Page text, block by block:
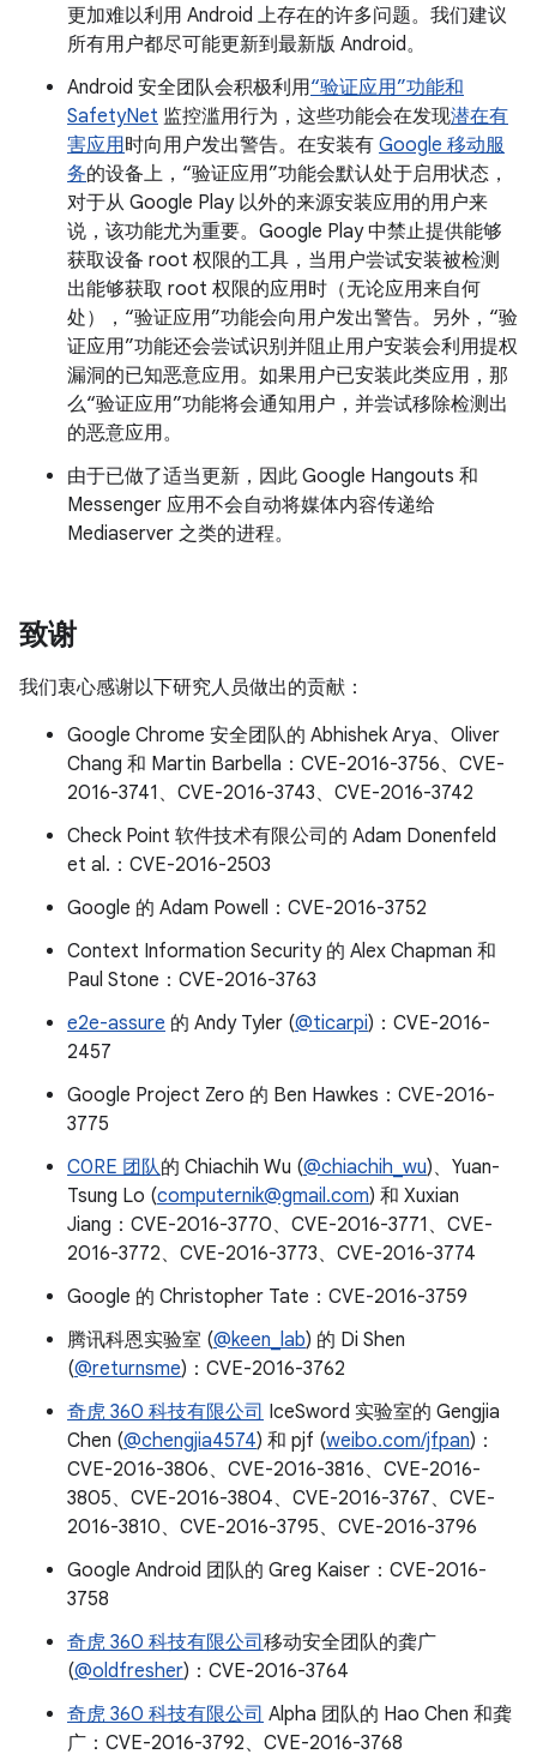
更加难以利用 Android 上存在的许多问题。我们建议
所有用户都尽可能更新到最新版 Android。
Android 安全团队会积极利用“验证应用”功能和
SafetyNet 监控滥用行为，这些功能会在发现潜在有
害应用时向用户发出警告。在安装有 Google 移动服
务的设备上，“验证应用”功能会默认处于启用状态，
对于从 Google Play 以外的来源安装应用的用户来
说，该功能尤为重要。Google Play 中禁止提供能够
获取设备 root 权限的工具，当用户尝试安装被检测
出能够获取 root 权限的应用时（无论应用来自何
处），“验证应用”功能会向用户发出警告。另外，“验
证应用”功能还会尝试识别并阻止用户安装会利用提权
漏洞的已知恶意应用。如果用户已安装此类应用，那
么“验证应用”功能将会通知用户，并尝试移除检测出
的恶意应用。
由于已做了适当更新，因此 Google Hangouts 和
Messenger 应用不会自动将媒体内容传递给
Mediaserver 之类的进程。
致谢
我们衷心感谢以下研究人员做出的贡献：
Google Chrome 安全团队的 Abhishek Arya、Oliver
Chang 和 Martin Barbella：CVE-2016-3756、CVE-
2016-3741、CVE-2016-3743、CVE-2016-3742
Check Point 软件技术有限公司的 Adam Donenfeld
et al.：CVE-2016-2503
Google 的 Adam Powell：CVE-2016-3752
Context Information Security 的 Alex Chapman 和
Paul Stone：CVE-2016-3763
e2e-assure 的 Andy Tyler (@ticarpi)：CVE-2016-
2457
Google Project Zero 的 Ben Hawkes：CVE-2016-
3775
C0RE 团队的 Chiachih Wu (@chiachih_wu)、Yuan-
Tsung Lo (computernik@gmail.com) 和 Xuxian
Jiang：CVE-2016-3770、CVE-2016-3771、CVE-
2016-3772、CVE-2016-3773、CVE-2016-3774
Google 的 Christopher Tate：CVE-2016-3759
腾讯科恩实验室 (@keen_lab) 的 Di Shen
(@returnsme)：CVE-2016-3762
奇虎 360 科技有限公司 IceSword 实验室的 Gengjia
Chen (@chengjia4574) 和 pjf (weibo.com/jfpan)：
CVE-2016-3806、CVE-2016-3816、CVE-2016-
3805、CVE-2016-3804、CVE-2016-3767、CVE-
2016-3810、CVE-2016-3795、CVE-2016-3796
Google Android 团队的 Greg Kaiser：CVE-2016-
3758
奇虎 360 科技有限公司 移动安全团队的龚广
(@oldfresher)：CVE-2016-3764
奇虎 360 科技有限公司 Alpha 团队的 Hao Chen 和龚
广：CVE-2016-3792、CVE-2016-3768